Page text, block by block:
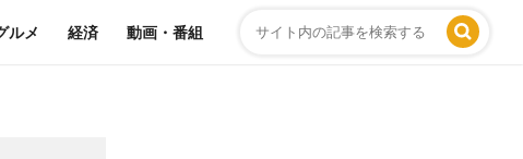
ルメ 経済 動画・番組